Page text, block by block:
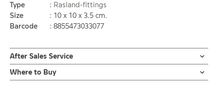
Type
Rasland-fittings
Size
10 x 10 x 3.5 cm.
Barcode
8855473033077
After Sales Service
Online Platform
– Email: contact@charnpaiboon.com
Where to Buy